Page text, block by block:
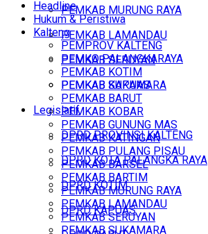
PEMKAB MURUNG RAYA
PEMKAB LAMANDAU
PEMKAB SERUYAN
PEMKAB SUKAMARA
Legislatif
DPRD PROVINSI KALTENG
DPRD KOTA PALANGKA RAYA
DPRD KOTIM
DPRD KAPUAS
Headline
Hukum & Peristiwa
Kalteng
PEMPROV KALTENG
PEMKO PALANGKARAYA
PEMKAB KOTIM
PEMKAB KAPUAS
PEMKAB BARUT
PEMKAB KOBAR
PEMKAB GUNUNG MAS
PEMKAB KATINGAN
PEMKAB PULANG PISAU
PEMKAB BARSEL
PEMKAB BARTIM
PEMKAB MURUNG RAYA
PEMKAB LAMANDAU
PEMKAB SERUYAN
PEMKAB SUKAMARA